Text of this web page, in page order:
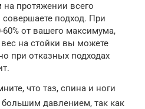
на протяжении всего
подход. При
60% от вашего максимума,
на стойки вы можете
при отказных подходах
что таз, спина и ноги
давлением, так как